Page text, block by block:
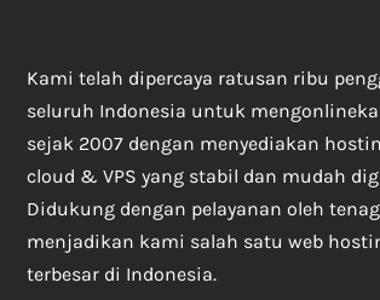
Kami telah dipercaya ratusan ribu
seluruh Indonesia untuk
sejak 2007 dengan menyediakan
cloud & VPS yang stabil dan mudah
Didukung dengan pelayanan oleh
menjadikan kami salah satu web
terbesar di Indonesia.